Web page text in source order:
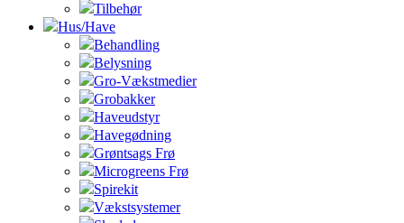
Tilbehør
Hus/Have
Behandling
Belysning
Gro-Vækstmedier
Grobakker
Haveudstyr
Havegødning
Grøntsags Frø
Microgreens Frø
Spirekit
Vækstsystemer